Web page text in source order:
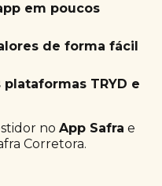
em poucos
de forma fácil
TRYD e
no App Safra e
Corretora.